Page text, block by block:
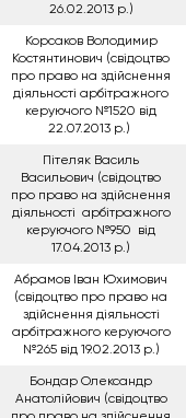
26.02.2013 р.)
Корсаков Володимир
Костянтинович (свідоцтво
про право на здійснення
діяльності арбітражного
керуючого №1520 від
22.07.2013 р.)
Пітеляк Василь
Васильович (свідоцтво
про право на здійснення
діяльності арбітражного
керуючого №950 від
17.04.2013 р.)
Абрамов Іван Юхимович
(свідоцтво про право на
здійснення діяльності
арбітражного керуючого
№265 від 19.02.2013 р.)
Бондар Олександр
Анатолійович (свідоцтво